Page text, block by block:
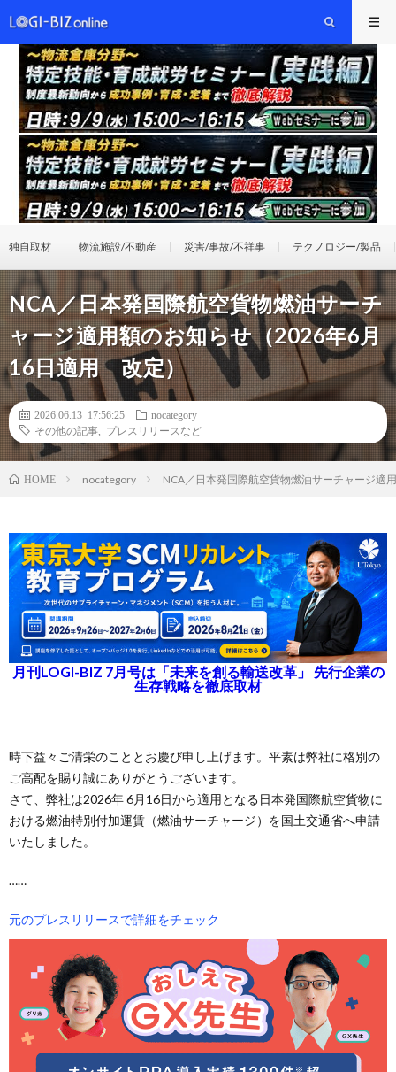
独自取材 物流施設/不動産 災害/事故/不祥事 テクノロジー/製品
NCA／日本発国際航空貨物燃油サーチ
ャージ適用額のお知らせ（2026年6月
16日適用 改定）
2026.06.13 17:56:25
nocategory
その他の記事
プレスリリースなど
HOME nocategory NCA／日本発国際航空貨物燃油サーチャージ
月刊LOGI-BIZ 7月号は「未来を創る輸送改革」 先行企業の
生存戦略を徹底取材
時下益々ご清栄のこととお慶び申し上げます。平素は弊社に格別の
ご高配を賜り誠にありがとうございます。
さて、弊社は2026年 6月16日から適用となる日本発国際航空貨物に
おける燃油特別付加運賃（燃油サーチャージ）を国土交通省へ申請
いたしました。
……
元のプレスリリースで詳細をチェック